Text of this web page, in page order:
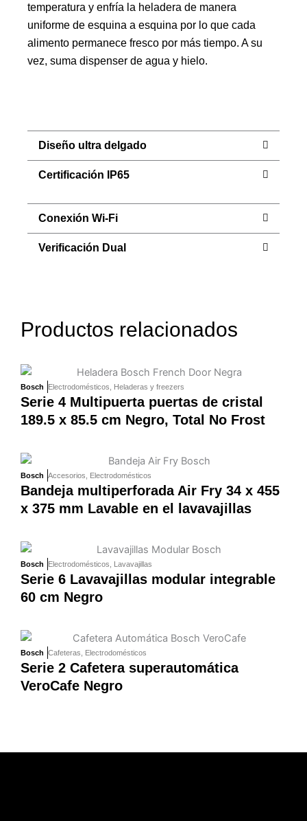
temperatura y enfría la heladera de manera
uniforme de esquina a esquina por lo que cada
alimento permanece fresco por más tiempo. A su
vez, suma dispenser de agua y hielo.
Diseño ultra delgado
Certificación IP65
Conexión Wi-Fi
Verificación Dual
Productos relacionados
Bosch Electrodomésticos Heladeras y freezers
Serie 4 Multipuerta puertas de cristal
189.5 x 85.5 cm Negro, Total No Frost
Bosch Accesorios Electrodomésticos
Bandeja multiperforada Air Fry 34 x 455
x 375 mm Lavable en el lavavajillas
Bosch Electrodomésticos Lavavajillas
Serie 6 Lavavajillas modular integrable
60 cm Negro
Bosch Cafeteras Electrodomésticos
Serie 2 Cafetera superautomática
VeroCafe Negro